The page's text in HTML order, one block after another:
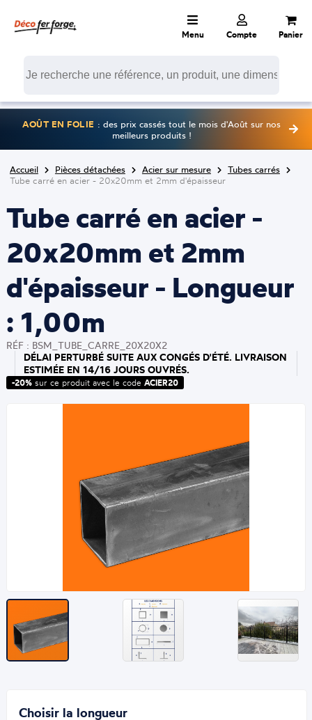
Menu Compte Panier
AOÛT EN FOLIE : des prix cassés tout le mois d'Août sur nos
meilleurs produits !
Accueil Pièces détachées Acier sur mesure
Tubes carrés
Tube carré en acier - 20x20mm et 2mm d'épaisseur
Tube carré en acier -
20x20mm et 2mm
d'épaisseur - Longueur
: 1,00m
RÉF : BSM_TUBE_CARRE_20X20X2
DÉLAI PERTURBÉ SUITE AUX CONGÉS D'ÉTÉ. LIVRAISON
ESTIMÉE EN 14/16 JOURS OUVRÉS.
-20%sur ce produit avec le code ACIER20
Choisir la longueur